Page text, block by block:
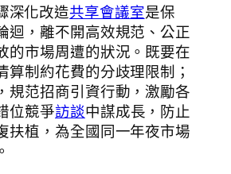
深化改造共享會議室是保
迴，離不開高效規范、公正
的市場周遭的狀況。既要在
算制約花費的分歧理限制；
規范招商引資行動，激勵各
位競爭訪談中謀成長，防止
扶植，為全國同一年夜市場